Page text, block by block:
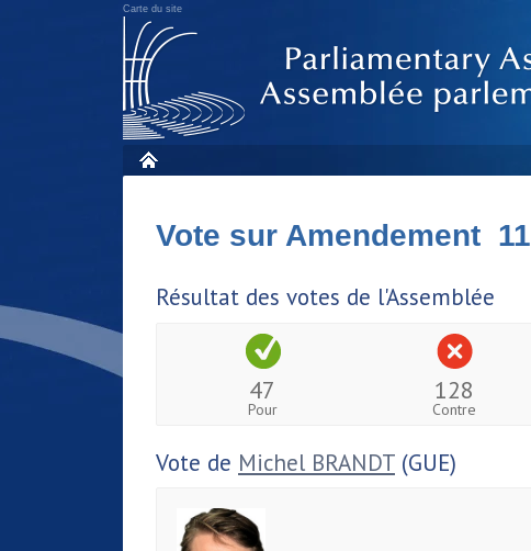
Carte du site
Vote sur Amendement 11
Résultat des votes de l'Assemblée
47
Pour
128
Contre
Vote de Michel BRANDT (GUE)